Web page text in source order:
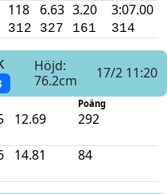
118
312
6.63
327
3.20
161
3:07.00
314
Höjd:
76.2cm
17/2 11:20
Poäng
12.69 292
14.81 84